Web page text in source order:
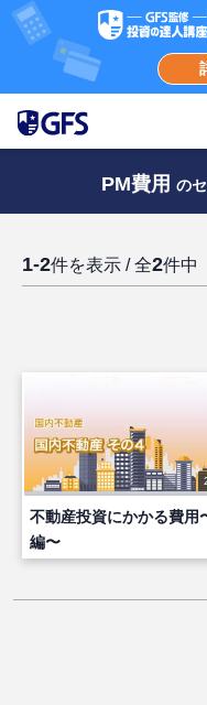
PM費用 の
1-2件を表示 / 全2件中
不動産投資にかかる費用
編〜